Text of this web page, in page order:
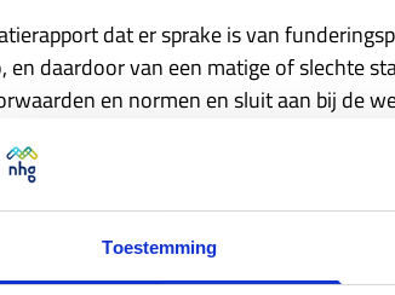
Toestemming
dat er sprake is van
en daardoor van een matige of slechte
en normen en sluit aan bij de
niet specifiek ingaat op situaties waarbij
ontstaan over de toepassing van
tussentijd mag je bij de beoordeling van